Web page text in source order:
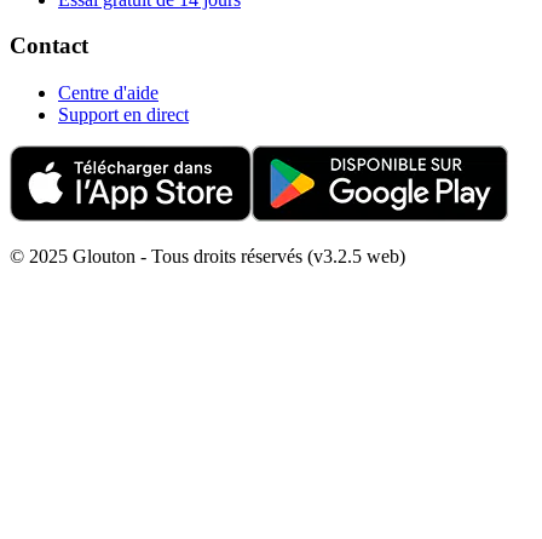
Contact
Centre d'aide
Support en direct
© 2025 Glouton - Tous droits réservés (v3.2.5 web)